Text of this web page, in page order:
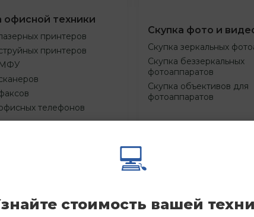
офисной техники
принтеров
принтеров
МФУ
телефонов
Скупка фото и
Скупка зеркальных
Скупка беззеркальных
фотоаппаратов
Скупка объективов для
фотоаппаратов
💻
стоимость вашей